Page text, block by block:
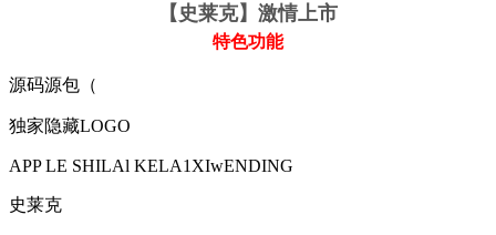
【史莱克】激情上市
特色功能
源码源包（
独家隐藏LOGO
APP LE SHILAl KELA1XIwENDING
史莱克